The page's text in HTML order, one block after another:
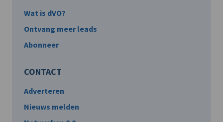
Wat is dVO?
Ontvang meer leads
Abonneer
CONTACT
Adverteren
Nieuws melden